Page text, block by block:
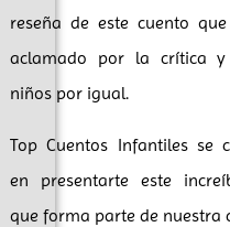
reseña de este cuento
aclamado por la crítica
niños por igual.
Top Cuentos Infantiles se
en presentarte este
que forma parte de nuestra